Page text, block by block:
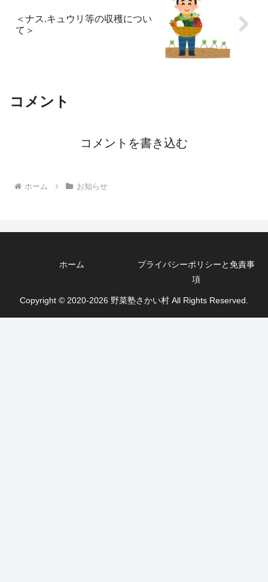
＜ナス.キュウリ等の収穫につい
て＞
コメント
コメントを書き込む
ホーム お知らせ
ホーム
プライバシーポリシーと免責事
項
Copyright © 2020-2026 野菜塾さかい村 All Rights Reserved.